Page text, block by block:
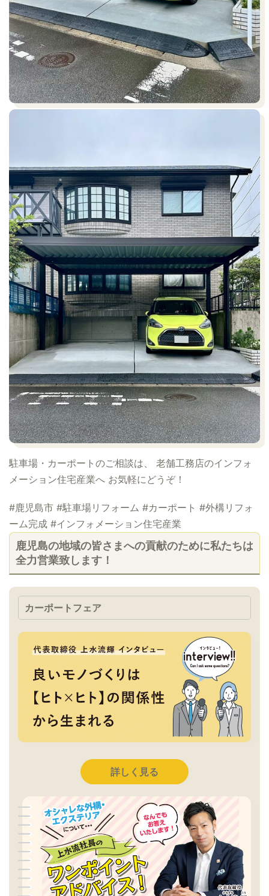
駐車場・カーポートのご相談は、 老舗工務店のインフォ
メーション住宅産業へ お気軽にどうぞ！
#鹿児島市 #駐車場リフォーム #カーポート #外構リフォ
ーム完成 #インフォメーション住宅産業
鹿児島の地域の皆さまへの貢献のために私たちは
全力営業致します！
カーポートフェア
詳しく見る